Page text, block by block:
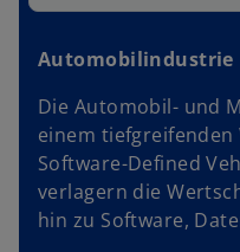
Automobilindustrie
Die Automobil- und
einem
Software-Defined
verlagern die
hin zu Software,